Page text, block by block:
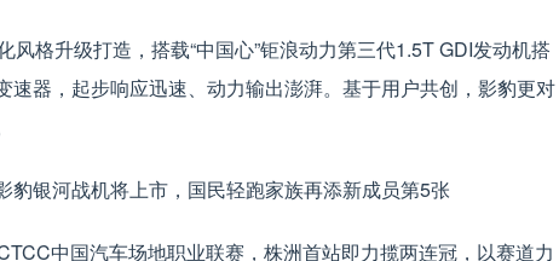
格升级打造，搭载“中国心”钜浪动力第三代1.5T GDI发动机搭
器，起步响应迅速、动力输出澎湃。基于用户共创，影豹更对
中国汽车场地职业联赛，株洲首站即力揽两连冠，以赛道力